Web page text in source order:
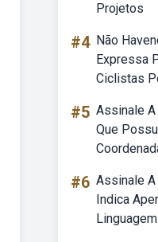
Projetos
#4 Não
Expressa
Ciclistas
#5 Assinale
Que
#6 Assinale
Indica